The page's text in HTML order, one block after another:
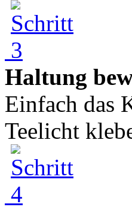
Haltung
Einfach das
Teelicht